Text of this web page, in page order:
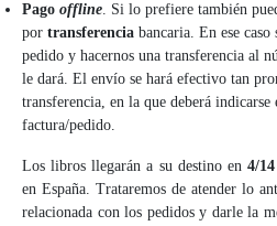
Pago offline. Si lo prefiere también
por transferencia bancaria. En ese
pedido y hacernos una transferencia al
le dará. El envío se hará efectivo tan
transferencia, en la que deberá indicarse
factura/pedido.
Los libros llegarán a su destino en4/
en España. Trataremos de atender lo
relacionada con los pedidos y darle la